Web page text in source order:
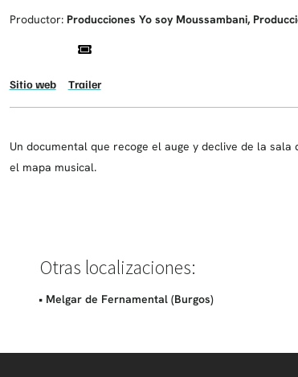
Productor: Producciones Yo soy Moussambani,
Sitio web Trailer
Un documental que recoge el auge y declive de la
el mapa musical.
Otras localizaciones:
• Melgar de Fernamental (Burgos)